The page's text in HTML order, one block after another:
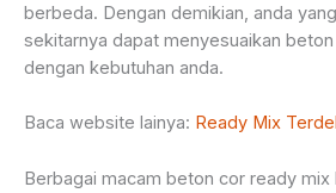
berbeda. Dengan demikian, anda
sekitarnya dapat menyesuaikan
dengan kebutuhan anda.
Baca website lainya: Ready Mix
Berbagai macam beton cor ready